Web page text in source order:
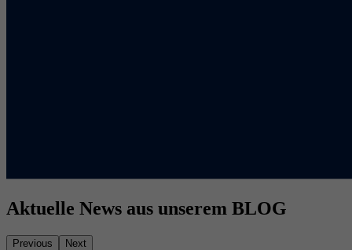
Aktuelle News aus unserem BLOG
Previous Next